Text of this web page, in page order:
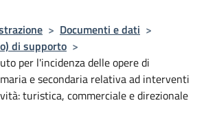
> Documenti e dati >
di supporto >
per l'incidenza delle opere di
e secondaria relativa ad interventi
turistica, commerciale e direzionale